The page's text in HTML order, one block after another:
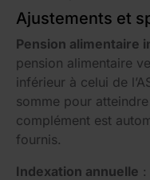
Ajustements et
Pension alimentaire
pension alimentaire
inférieur à celui de
somme pour
complément est
fournis.
Indexation annuelle